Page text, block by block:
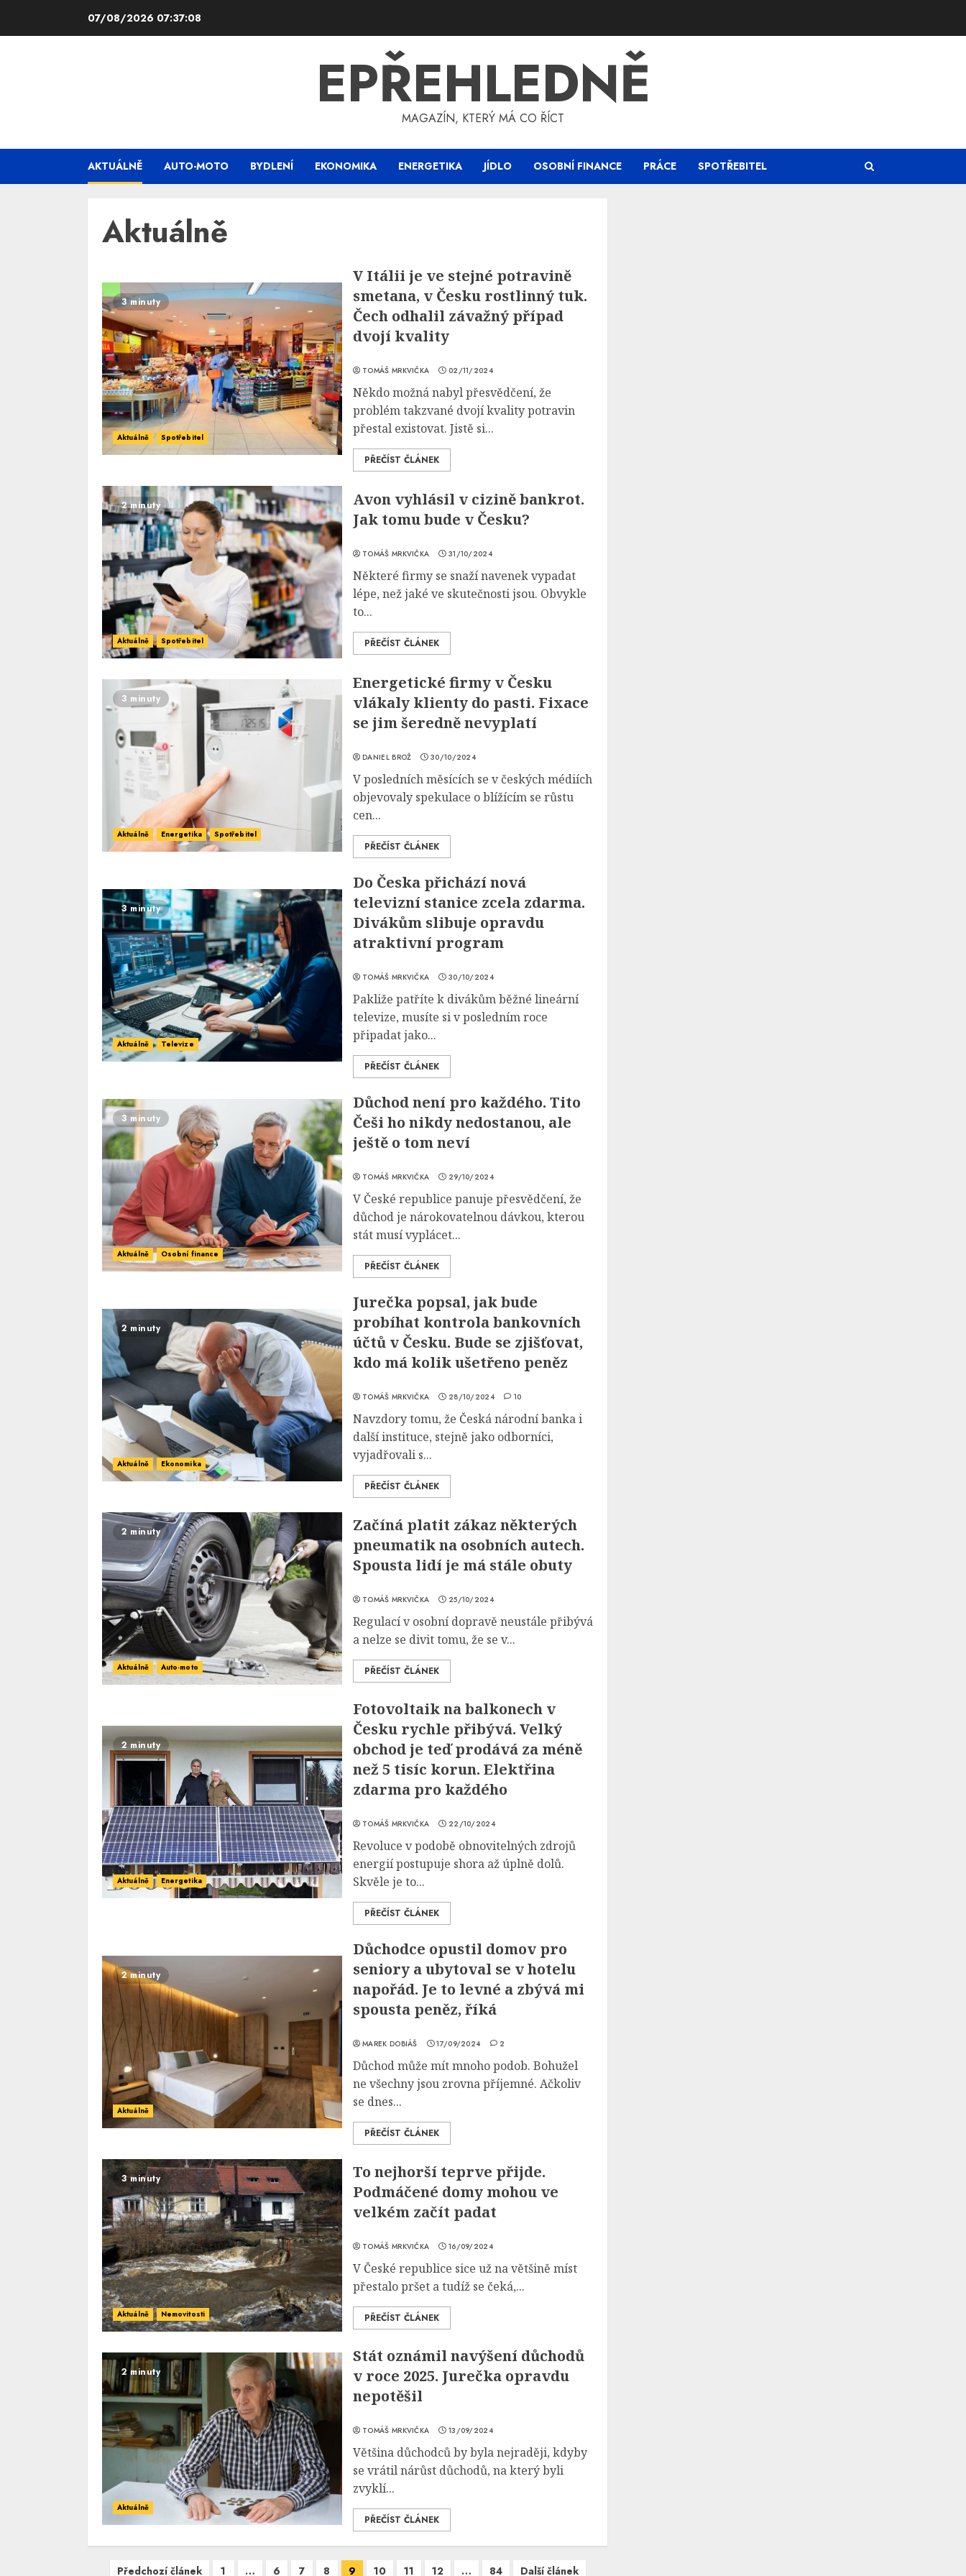
07/08/2026 07:37:09
EPŘEHLEDNĚ
MAGAZÍN, KTERÝ MÁ CO ŘÍCT
AKTUÁLNĚ AUTO-MOTO BYDLENÍ EKONOMIKA ENERGETIKA JÍDLO OSOBNÍ FINANCE PRÁCE SPOTŘEBITEL
Aktuálně
3 minuty
Aktuálně Spotřebitel
V Itálii je ve stejné potravině
smetana, v Česku rostlinný tuk.
Čech odhalil závažný případ
dvojí kvality
TOMÁŠ MRKVIČKA 02/11/2024
Někdo možná nabyl přesvědčení, že
problém takzvané dvojí kvality potravin
přestal existovat. Jistě si...
PŘEČÍST ČLÁNEK
2 minuty
Aktuálně Spotřebitel
Avon vyhlásil v cizině bankrot.
Jak tomu bude v Česku?
TOMÁŠ MRKVIČKA 31/10/2024
Některé firmy se snaží navenek vypadat
lépe, než jaké ve skutečnosti jsou. Obvykle
to...
PŘEČÍST ČLÁNEK
3 minuty
Aktuálně Energetika Spotřebitel
Energetické firmy v Česku
vlákaly klienty do pasti. Fixace
se jim šeredně nevyplatí
DANIEL BROŽ 30/10/2024
V posledních měsících se v českých médiích
objevovaly spekulace o blížícím se růstu
cen...
PŘEČÍST ČLÁNEK
3 minuty
Aktuálně Televize
Do Česka přichází nová
televizní stanice zcela zdarma.
Divákům slibuje opravdu
atraktivní program
TOMÁŠ MRKVIČKA 30/10/2024
Pakliže patříte k divákům běžné lineární
televize, musíte si v posledním roce
připadat jako...
PŘEČÍST ČLÁNEK
3 minuty
Aktuálně Osobní finance
Důchod není pro každého. Tito
Češi ho nikdy nedostanou, ale
ještě o tom neví
TOMÁŠ MRKVIČKA 29/10/2024
V České republice panuje přesvědčení, že
důchod je nárokovatelnou dávkou, kterou
stát musí vyplácet...
PŘEČÍST ČLÁNEK
2 minuty
Aktuálně Ekonomika
Jurečka popsal, jak bude
probíhat kontrola bankovních
účtů v Česku. Bude se zjišťovat,
kdo má kolik ušetřeno peněz
TOMÁŠ MRKVIČKA 28/10/2024 10
Navzdory tomu, že Česká národní banka i
další instituce, stejně jako odborníci,
vyjadřovali s...
PŘEČÍST ČLÁNEK
2 minuty
Aktuálně Auto-moto
Začíná platit zákaz některých
pneumatik na osobních autech.
Spousta lidí je má stále obuty
TOMÁŠ MRKVIČKA 25/10/2024
Regulací v osobní dopravě neustále přibývá
a nelze se divit tomu, že se v...
PŘEČÍST ČLÁNEK
2 minuty
Aktuálně Energetika
Fotovoltaik na balkonech v
Česku rychle přibývá. Velký
obchod je teď prodává za méně
než 5 tisíc korun. Elektřina
zdarma pro každého
TOMÁŠ MRKVIČKA 22/10/2024
Revoluce v podobě obnovitelných zdrojů
energií postupuje shora až úplně dolů.
Skvěle je to...
PŘEČÍST ČLÁNEK
2 minuty
Aktuálně
Důchodce opustil domov pro
seniory a ubytoval se v hotelu
napořád. Je to levné a zbývá mi
spousta peněz, říká
MAREK DOBIÁŠ 17/09/2024 2
Důchod může mít mnoho podob. Bohužel
ne všechny jsou zrovna příjemné. Ačkoliv
se dnes...
PŘEČÍST ČLÁNEK
3 minuty
Aktuálně Nemovitosti
To nejhorší teprve přijde.
Podmáčené domy mohou ve
velkém začít padat
TOMÁŠ MRKVIČKA 16/09/2024
V České republice sice už na většině míst
přestalo pršet a tudíž se čeká,...
PŘEČÍST ČLÁNEK
2 minuty
Aktuálně
Stát oznámil navýšení důchodů
v roce 2025. Jurečka opravdu
nepotěšil
TOMÁŠ MRKVIČKA 13/09/2024
Většina důchodců by byla nejraději, kdyby
se vrátil nárůst důchodů, na který byli
zvyklí...
PŘEČÍST ČLÁNEK
Navigace
Předchozí článek 1 … 6 7 8 9 10 11 12 … 84 Další článek